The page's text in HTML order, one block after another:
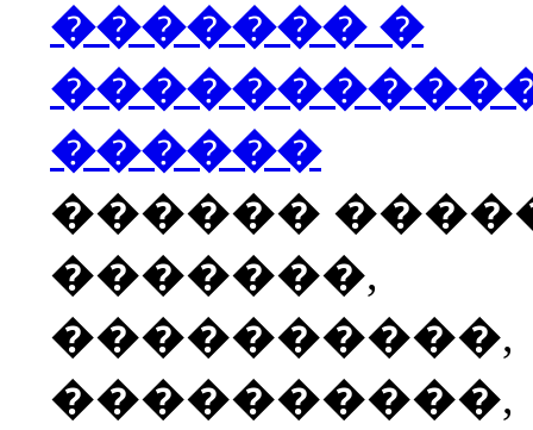
������� �
������
������
�������,
����������,
����������,